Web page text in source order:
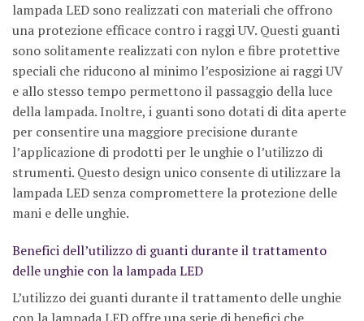
lampada LED sono realizzati con materiali che offrono
una protezione efficace contro i raggi UV. Questi guanti
sono solitamente realizzati con nylon e fibre protettive
speciali che riducono al minimo l’esposizione ai raggi UV
e allo stesso tempo permettono il passaggio della luce
della lampada. Inoltre, i guanti sono dotati di dita aperte
per consentire una maggiore precisione durante
l’applicazione di prodotti per le unghie o l’utilizzo di
strumenti. Questo design unico consente di utilizzare la
lampada LED senza compromettere la protezione delle
mani e delle unghie.
Benefici dell’utilizzo di guanti durante il trattamento
delle unghie con la lampada LED
L’utilizzo dei guanti durante il trattamento delle unghie